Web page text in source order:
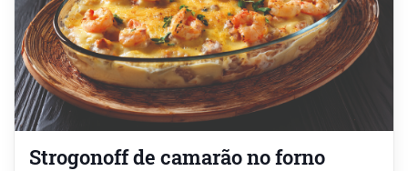
Strogonoff de camarão no forno